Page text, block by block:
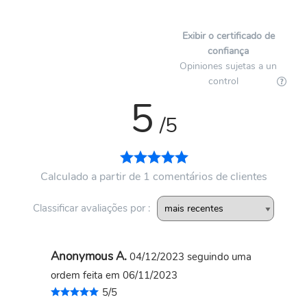
Exibir o certificado de
confiança
Opiniones sujetas a un
control
5 /5
Calculado a partir de 1 comentários de clientes
Classificar avaliações por :
Anonymous A.04/12/2023 seguindo uma
ordem feita em 06/11/2023
5/5